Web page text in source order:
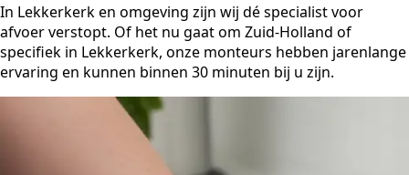
In Lekkerkerk en omgeving zijn wij dé specialist voor
afvoer verstopt. Of het nu gaat om Zuid-Holland of
specifiek in Lekkerkerk, onze monteurs hebben jarenlange
ervaring en kunnen binnen 30 minuten bij u zijn.